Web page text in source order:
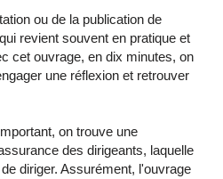
ou de la publication de
revient souvent en pratique et
cet ouvrage, en dix minutes, on
une réflexion et retrouver
on trouve une
des dirigeants, laquelle
diriger. Assurément, l'ouvrage